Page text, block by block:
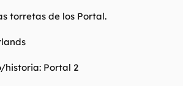
torretas de los Portal.
historia: Portal 2